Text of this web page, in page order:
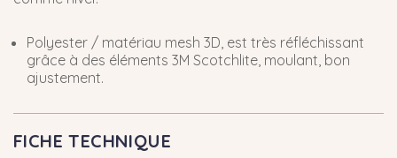
Polyester / matériau mesh 3D, est très réfléchissant
grâce à des éléments 3M Scotchlite, moulant, bon
ajustement.
FICHE TECHNIQUE